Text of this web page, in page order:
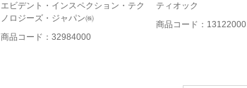
エビデント・インスペクション・テク
ノロジーズ・ジャパン㈱
商品コード：32984000
ティオック
商品コード：13122000